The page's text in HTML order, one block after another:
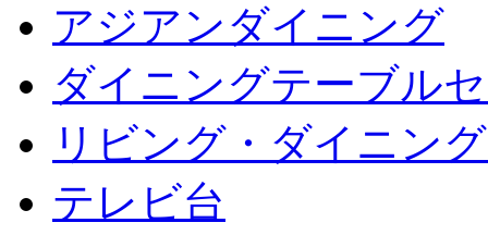
アジアンダイニング
ダイニングテーブル
リビング・ダイニン
テレビ台